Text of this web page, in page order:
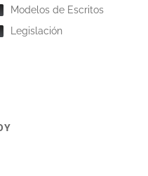
Modelos de Escritos
Legislación